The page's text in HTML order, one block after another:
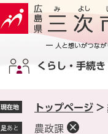
くらし・手続き
現在地 トップページ >
足あと 農政課